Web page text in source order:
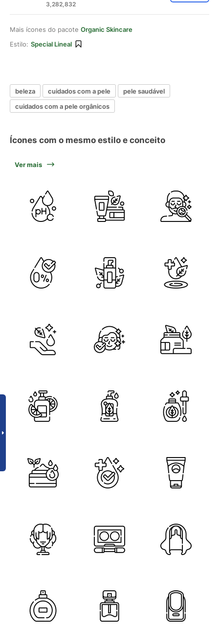
3,282,832
Mais ícones do pacote Organic Skincare
Estilo: Special Lineal
beleza cuidados com a pele
pele saudável
cuidados com a pele orgânicos
Ícones com o mesmo estilo e conceito
Ver mais